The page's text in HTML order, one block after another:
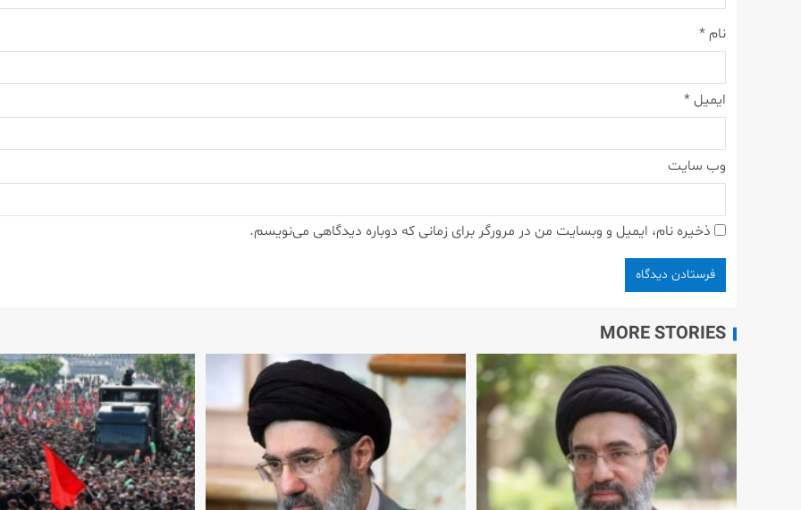
نام *
ایمیل *
وب‌ سایت
ذخیره نام، ایمیل و وبسایت من در مرورگر برای زمانی که دوباره دیدگاهی می‌نویسم.
MORE STORIES